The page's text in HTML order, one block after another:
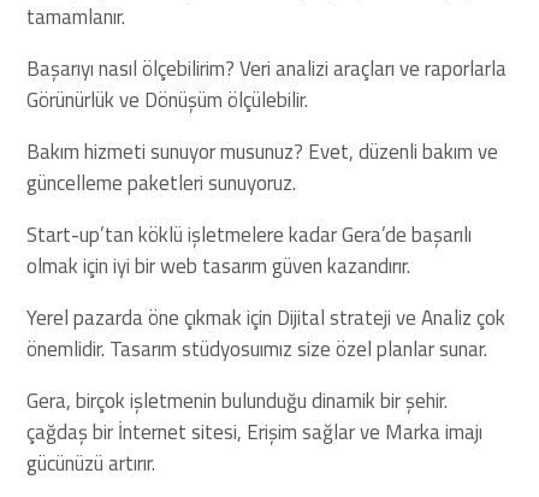
tamamlanır.
Başarıyı nasıl ölçebilirim? Veri analizi araçları ve raporlarla
Görünürlük ve Dönüşüm ölçülebilir.
Bakım hizmeti sunuyor musunuz? Evet, düzenli bakım ve
güncelleme paketleri sunuyoruz.
Start-up’tan köklü işletmelere kadar Gera’de başarılı
olmak için iyi bir web tasarım güven kazandırır.
Yerel pazarda öne çıkmak için Dijital strateji ve Analiz çok
önemlidir. Tasarım stüdyosuımız size özel planlar sunar.
Gera, birçok işletmenin bulunduğu dinamik bir şehir.
çağdaş bir İnternet sitesi, Erişim sağlar ve Marka imajı
gücünüzü artırır.